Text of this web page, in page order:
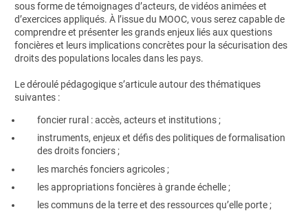
sous forme de témoignages d’acteurs, de vidéos animées et
d’exercices appliqués. À l’issue du MOOC, vous serez capable de
comprendre et présenter les grands enjeux liés aux questions
foncières et leurs implications concrètes pour la sécurisation des
droits des populations locales dans les pays.
Le déroulé pédagogique s’articule autour des thématiques
suivantes :
foncier rural : accès, acteurs et institutions ;
instruments, enjeux et défis des politiques de formalisation
des droits fonciers ;
les marchés fonciers agricoles ;
les appropriations foncières à grande échelle ;
les communs de la terre et des ressources qu’elle porte ;